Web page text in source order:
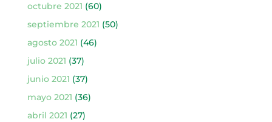
octubre 2021 (60)
septiembre 2021 (50)
agosto 2021 (46)
julio 2021 (37)
junio 2021 (37)
mayo 2021 (36)
abril 2021 (27)